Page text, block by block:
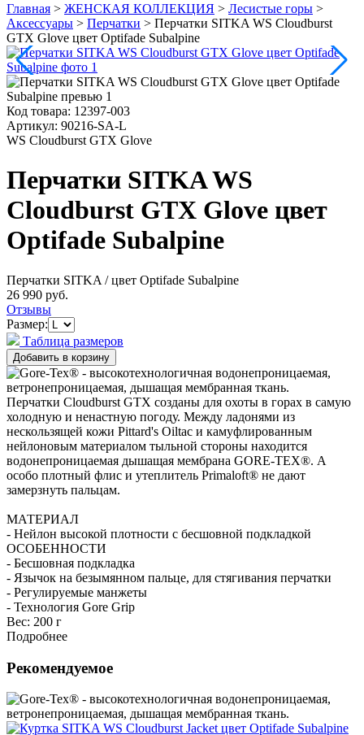
Главная > ЖЕНСКАЯ КОЛЛЕКЦИЯ > Лесистые горы >
Аксессуары > Перчатки > Перчатки SITKA WS Cloudburst
GTX Glove цвет Optifade Subalpine
Код товара: 12397-003
Артикул: 90216-SA-L
WS Cloudburst GTX Glove
Перчатки SITKA WS
Cloudburst GTX Glove цвет
Optifade Subalpine
Перчатки SITKA / цвет Optifade Subalpine
26 990 руб.
Отзывы
Размер:
Таблица размеров
Перчатки Cloudburst GTX созданы для охоты в горах в самую
холодную и ненастную погоду. Между ладонями из
нескользящей кожи Pittard's Oiltac и камуфлированным
нейлоновым материалом тыльной стороны находится
водонепроницаемая дышащая мембрана GORE-TEX®. А
особо плотный флис и утеплитель Primaloft® не дают
замерзнуть пальцам.
МАТЕРИАЛ
- Нейлон высокой плотности с бесшовной подкладкой
ОСОБЕННОСТИ
- Бесшовная подкладка
- Язычок на безымянном пальце, для стягивания перчатки
- Регулируемые манжеты
- Технология Gore Grip
Вес: 200 г
Подробнее
Рекомендуемое